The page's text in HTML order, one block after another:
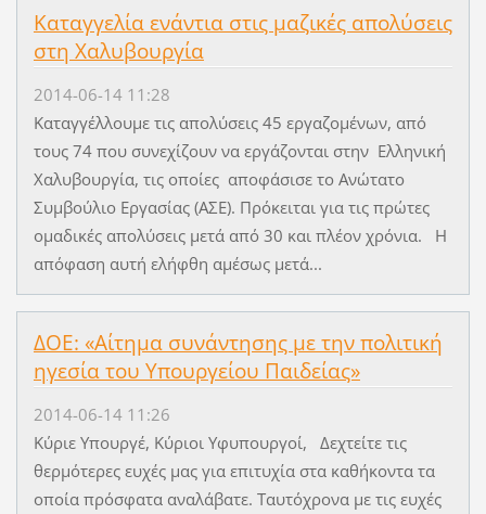
Καταγγελία ενάντια στις μαζικές απολύσεις
στη Χαλυβουργία
2014-06-14 11:28
Καταγγέλλουμε τις απολύσεις 45 εργαζομένων, από
τους 74 που συνεχίζουν να εργάζονται στην Ελληνική
Χαλυβουργία, τις οποίες αποφάσισε το Ανώτατο
Συμβούλιο Εργασίας (ΑΣΕ). Πρόκειται για τις πρώτες
ομαδικές απολύσεις μετά από 30 και πλέον χρόνια. Η
απόφαση αυτή ελήφθη αμέσως μετά...
ΔΟΕ: «Αίτημα συνάντησης με την πολιτική
ηγεσία του Υπουργείου Παιδείας»
2014-06-14 11:26
Κύριε Υπουργέ, Κύριοι Υφυπουργοί, Δεχτείτε τις
θερμότερες ευχές μας για επιτυχία στα καθήκοντα τα
οποία πρόσφατα αναλάβατε. Ταυτόχρονα με τις ευχές